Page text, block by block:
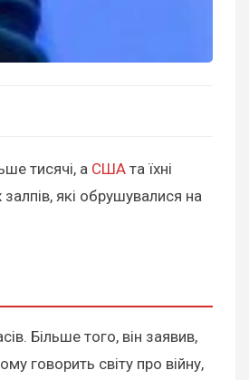
тисячі, а США та їхні
які обрушувалися на
Більше того, він заявив,
говорить світу про війну,